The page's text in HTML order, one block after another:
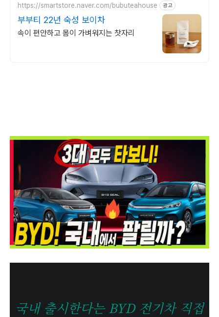
https://smartstore.naver.com/bubuteahouse 광고
부부티 22년 숙성 보이차
속이 편안하고 몸이 가벼워지는 찻자리
국내 출시한다는 BYD 전기차 직접